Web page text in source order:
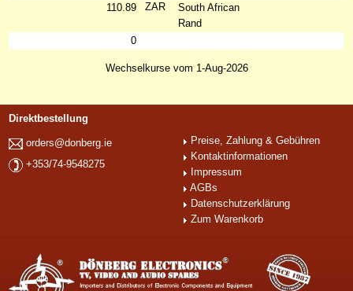
110.89
ZAR
South African
Rand
0
Wechselkurse vom 1-Aug-2026
Direktbestellung
orders@donberg.ie
+353/74-9548275
Preise, Zahlung & Gebühren
Kontaktinformationen
Impressum
AGBs
Datenschutzerklärung
Zum Warenkorb